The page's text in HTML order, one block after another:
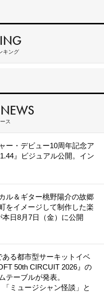
キング
ス
ー・デビュー10周年記念ア
』ビジュアル公開。イン
ル＆ギター桃野陽介の故郷
をイメージして制作した楽
日8月7日（金）に公開
る都市型サーキットイベ
50th CIRCUIT 2026』の
テーブルが発表。
「ミュージシャン怪談」と